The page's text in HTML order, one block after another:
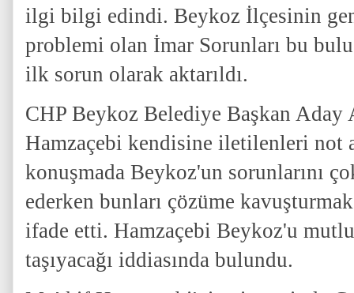
ilgi bilgi edindi. Beykoz İlçesinin
problemi olan İmar Sorunları bu
ilk sorun olarak aktarıldı.
CHP Beykoz Belediye Başkan
Hamzaçebi kendisine iletilenleri not
konuşmada Beykoz'un sorunlarını
ederken bunları çözüme
ifade etti. Hamzaçebi Beykoz'u
taşıyacağı iddiasında bulundu.